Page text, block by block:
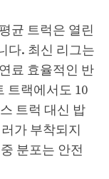
균 트럭은 열린
다. 최신 리그는
료 효율적인 반
트랙에서도 10
트럭 대신 밥
가 부착되지
분포는 안전